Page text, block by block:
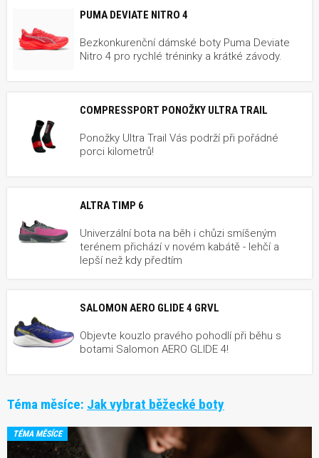
PUMA DEVIATE NITRO 4
Bezkonkurenční dámské boty Puma Deviate
Nitro 4 pro rychlé tréninky a krátké závody.
COMPRESSPORT PONOŽKY ULTRA TRAIL
Ponožky Ultra Trail Vás podrží při pořádné
porci kilometrů!
ALTRA TIMP 6
Univerzální bota na běh i chůzi smíšeným
terénem přichází v novém kabátě - lehčí a
lepší než kdy předtím
SALOMON AERO GLIDE 4 GRVL
Objevte kouzlo pravého pohodlí při běhu s
botami Salomon AERO GLIDE 4!
Téma měsíce: Jak vybrat běžecké boty
TÉMA MĚSÍCE